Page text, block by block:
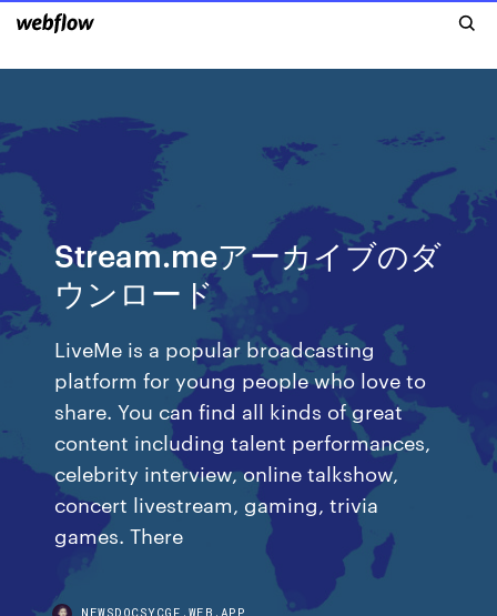
Stream.meアーカイブのダ
ウンロード
LiveMe is a popular broadcasting
platform for young people who love to
share. You can find all kinds of great
content including talent performances,
celebrity interview, online talkshow,
concert livestream, gaming, trivia
games. There
NEWSDOCSYCGF.WEB.APP